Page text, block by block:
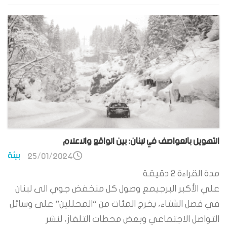
التهويل بالعواصف في لبنان: بين الواقع والاعلام
بيئة 25/01/2024
مدة القراءة 2 دقيقة
علي الأكبر البرجيمع وصول كل منخفض جوي الى لبنان
في فصل الشتاء، يخرج المئات من “المحللين” على وسائل
التواصل الاجتماعي وبعض محطات التلفاز، لنشر